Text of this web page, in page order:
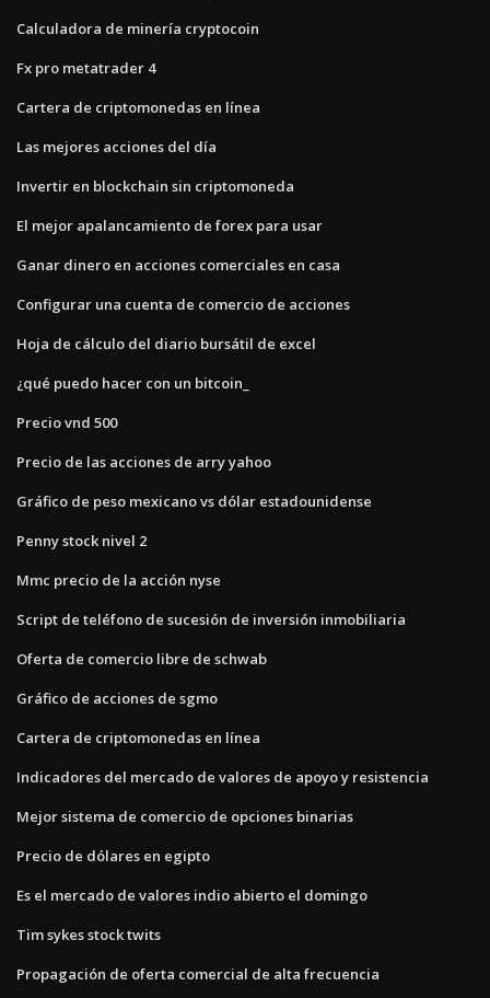
Calculadora de minería cryptocoin
Fx pro metatrader 4
Cartera de criptomonedas en línea
Las mejores acciones del día
Invertir en blockchain sin criptomoneda
El mejor apalancamiento de forex para usar
Ganar dinero en acciones comerciales en casa
Configurar una cuenta de comercio de acciones
Hoja de cálculo del diario bursátil de excel
¿qué puedo hacer con un bitcoin_
Precio vnd 500
Precio de las acciones de arry yahoo
Gráfico de peso mexicano vs dólar estadounidense
Penny stock nivel 2
Mmc precio de la acción nyse
Script de teléfono de sucesión de inversión inmobiliaria
Oferta de comercio libre de schwab
Gráfico de acciones de sgmo
Cartera de criptomonedas en línea
Indicadores del mercado de valores de apoyo y resistencia
Mejor sistema de comercio de opciones binarias
Precio de dólares en egipto
Es el mercado de valores indio abierto el domingo
Tim sykes stock twits
Propagación de oferta comercial de alta frecuencia